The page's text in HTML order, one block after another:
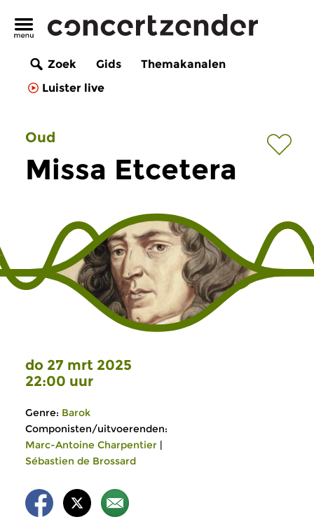
Zoek Gids
Themakanalen
Luister live
Oud
Missa Etcetera
do 27 mrt 2025
22:00 uur
Genre: Barok
Componisten/uitvoerenden:
Marc-Antoine Charpentier |
Sébastien de Brossard